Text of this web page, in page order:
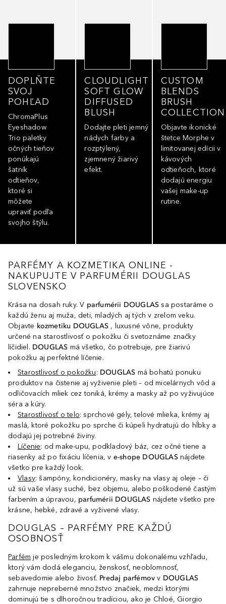
DOPLŇTE
SVOJ
POHĽAD
ChromaPlus
Eyeshadow
Trio paletky
očných tieňov
ponúkajú
šatník
odtieňov,
ktoré si
môžete
upraviť podľa
svojho štýlu.
CLOUDLIGHT
SOFT GLOW
DIFFUSED
BLUSH
Dodajte pleti jemný
nádych farby a
rozptýlený,
zjemnený žiarivý
efekt.
CUSTOM
BLENDS
BRUSH
COLLECTION
Objavte ikonické
štetce Morphe v
limitovanej edícii v
kávových
odtieňoch, ktoré
dodajú energiu
vašej make-up
rutine.
PARFÉMY A KOZMETIKA ONLINE -
NAKUPUJTE V PARFUMÉRII DOUGLAS
SLOVENSKO
Krása na dosah ruky. V parfumérii DOUGLASsa postaráme o
každú ženu aj muža, deti, mladých aj tých v zrelom veku.
Objavte kozmetiku DOUGLAS , luxusné vône, produkty
určené na starostlivosť o pokožku či svetoznáme značky
líčidiel. DOUGLAS má všetko, čo potrebuje, pre žiarivú
pokožku aj perfektné líčenie.
Starostlivosť o pokožku: DOUGLAS má bohatú ponuku
produktov na čistenie aj vyživenie pleti – od micelárnych vôd a
odličovacích mliek cez toniká, krémy a masky až po vyživujúce
séra a kúry.
Starostlivosť o telo: sprchové gély, telové mlieka, krémy aj
maslá, ktoré pokožku po sprche či kúpeli hydratujú do hĺbky a
dodajú jej potrebné živiny.
Líčenie: od make-upu, podkladový báz, cez očné tiene a
riasenky až po fixáciu líčenia, v e-shope DOUGLASnájdete
všetko pre každý look.
Vlasy: šampóny, kondicionéry, masky na vlasy aj oleje – či
už sú vaše vlasy suché, bez objemu, alebo poškodené častým
farbením a úpravou, parfumérii DOUGLAS nájdete všetko pre
krásne, hebké, zdravé a vyživené vlasy.
DOUGLAS – PARFÉMY PRE KAŽDÚ
OSOBNOSŤ
Parfém je posledným krokom k vášmu dokonalému vzhľadu,
ktorý vám dodá eleganciu, ženskosť, neoblomnosť,
sebavedomie alebo živosť. Predaj parfémovv DOUGLAS
zahrnuje nepreberné množstvo značiek, medzi ktorými
dominujú tie s dlhoročnou tradíciou, ako je Chloé, Giorgio